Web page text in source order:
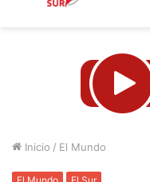
Inicio / El Mundo